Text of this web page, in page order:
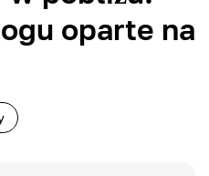
oparte na